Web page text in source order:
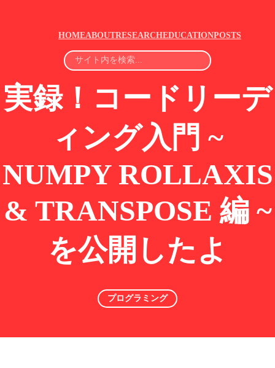
HOMEABOUTRESEARCHEDUCATIONPOSTS
実録！コードリーデ
ィング入門 ~
NUMPY ROLLAXIS
& TRANSPOSE 編 ~
を公開したよ
プログラミング